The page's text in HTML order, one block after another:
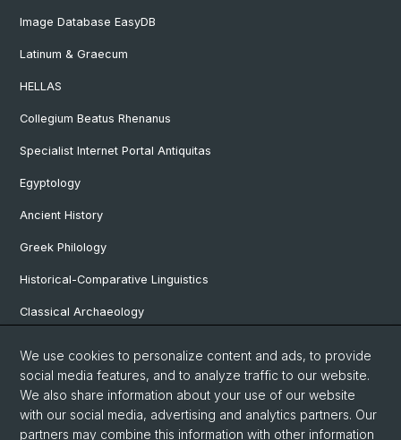
Image Database EasyDB
Latinum & Graecum
HELLAS
Collegium Beatus Rhenanus
Specialist Internet Portal Antiquitas
Egyptology
Ancient History
Greek Philology
Historical-Comparative Linguistics
Classical Archaeology
Pre- and Protohistorical and Provincial Roman Archaeology
Vindonissa Professorship
We use cookies to personalize content and ads, to provide
social media features, and to analyze traffic to our website.
We also share information about your use of our website
with our social media, advertising and analytics partners. Our
partners may combine this information with other information